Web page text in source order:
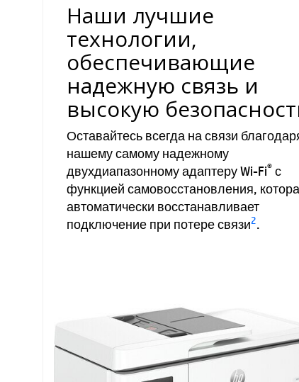
Наши лучшие
технологии,
обеспечивающие
надежную связь и
высокую
Оставайтесь всегда на связи
нашему самому надежному
двухдиапазонному адаптеру Wi-Fi® с
функцией самовосстановления,
автоматически восстанавливает
подключение при потере связи2.